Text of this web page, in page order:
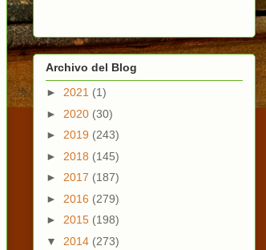
Archivo del Blog
► 2021 (1)
► 2020 (30)
► 2019 (243)
► 2018 (145)
► 2017 (187)
► 2016 (279)
► 2015 (198)
▼ 2014 (273)